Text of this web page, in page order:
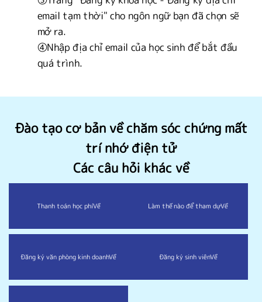
email tạm thời" cho ngôn ngữ bạn đã chọn sẽ
mở ra.
④Nhập địa chỉ email của học sinh để bắt đầu
quá trình.
Đào tạo cơ bản về chăm sóc chứng mất
trí nhớ điện tử
Các câu hỏi khác về
Thanh toán học phíVề Làm thế nào để tham dựVề
Đăng ký văn phòng kinh doanhVề Đăng ký sinh viênVề